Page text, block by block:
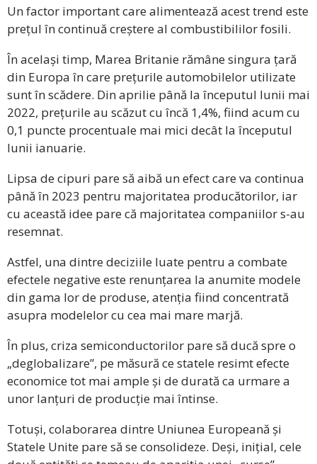
Un factor important care alimentează acest trend este
prețul în continuă creștere al combustibililor fosili.
În același timp, Marea Britanie rămâne singura țară
din Europa în care prețurile automobilelor utilizate
sunt în scădere. Din aprilie până la începutul lunii mai
2022, prețurile au scăzut cu încă 1,4%, fiind acum cu
0,1 puncte procentuale mai mici decât la începutul
lunii ianuarie.
Lipsa de cipuri pare să aibă un efect care va continua
până în 2023 pentru majoritatea producătorilor, iar
cu această idee pare că majoritatea companiilor s-au
resemnat.
Astfel, una dintre deciziile luate pentru a combate
efectele negative este renunțarea la anumite modele
din gama lor de produse, atenția fiind concentrată
asupra modelelor cu cea mai mare marjă.
În plus, criza semiconductorilor pare să ducă spre o
„deglobalizare”, pe măsură ce statele resimt efecte
economice tot mai ample și de durată ca urmare a
unor lanțuri de producție mai întinse.
Totuși, colaborarea dintre Uniunea Europeană și
Statele Unite pare să se consolideze. Deși, inițial, cele